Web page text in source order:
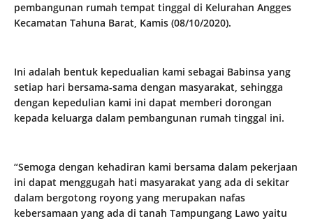
pembangunan rumah tempat tinggal di Kelurahan Angges
Kecamatan Tahuna Barat, Kamis (08/10/2020).
Ini adalah bentuk kepedualian kami sebagai Babinsa yang
setiap hari bersama-sama dengan masyarakat, sehingga
dengan kepedulian kami ini dapat memberi dorongan
kepada keluarga dalam pembangunan rumah tinggal ini.
“Semoga dengan kehadiran kami bersama dalam pekerjaan
ini dapat menggugah hati masyarakat yang ada di sekitar
dalam bergotong royong yang merupakan nafas
kebersamaan yang ada di tanah Tampungang Lawo yaitu